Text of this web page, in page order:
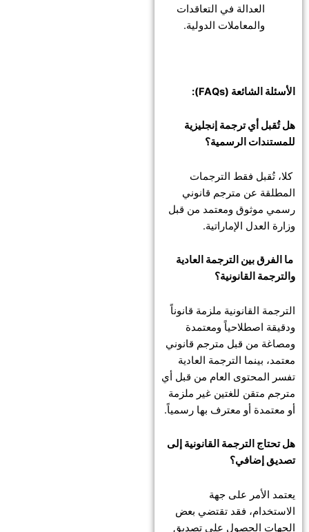
العدالة في التعاقدات
والمعاملات الدولية.
الأسئلة الشائعة (FAQs):
هل تُقبل أي ترجمة إنجليزية
للمستندات الرسمية؟
كلا، تُقبل فقط الترجمات
المطلقة عن مترجم قانوني
رسمي موثوق ومعتمد من قبل
وزارة العدل الإماراتية.
ما الفرق بين الترجمة العادية
والترجمة القانونية؟
الترجمة القانونية ملزمة قانوناً
ودقيقة اصطلاحياً ومعتمدة
ومصاغة من قبل مترجم قانوني
معتمد، بينما الترجمة العادية
تفسر المحتوى العام من قبل أي
مترجم متقن للغتين غير ملزمة
أو معتمدة أو معترف بها رسمياً.
هل تحتاج الترجمة القانونية إلى
تصديق إضافي؟
يعتمد الأمر على جهة
الاستخدام، فقد تقتضي بعض
الجهات الحصول على تصديق